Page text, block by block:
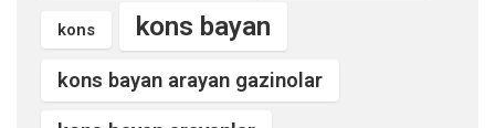
kons kons bayan
kons bayan arayan gazinolar